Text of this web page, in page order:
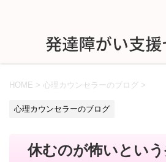
HOME > 心理カウンセラーのブログ >
心理カウンセラーのブログ
休むのが怖いとい